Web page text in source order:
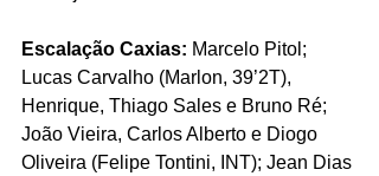
Escalação Caxias: Marcelo Pitol;
Lucas Carvalho (Marlon, 39’2T),
Henrique, Thiago Sales e Bruno Ré;
João Vieira, Carlos Alberto e Diogo
Oliveira (Felipe Tontini, INT); Jean Dias